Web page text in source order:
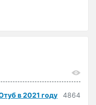
в 2021 году
4864